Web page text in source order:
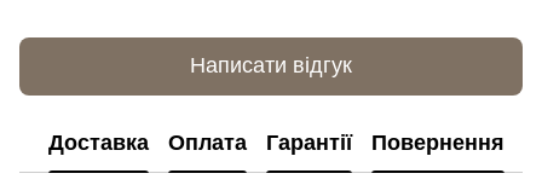
Написати відгук
Доставка Оплата Гарантії Повернення